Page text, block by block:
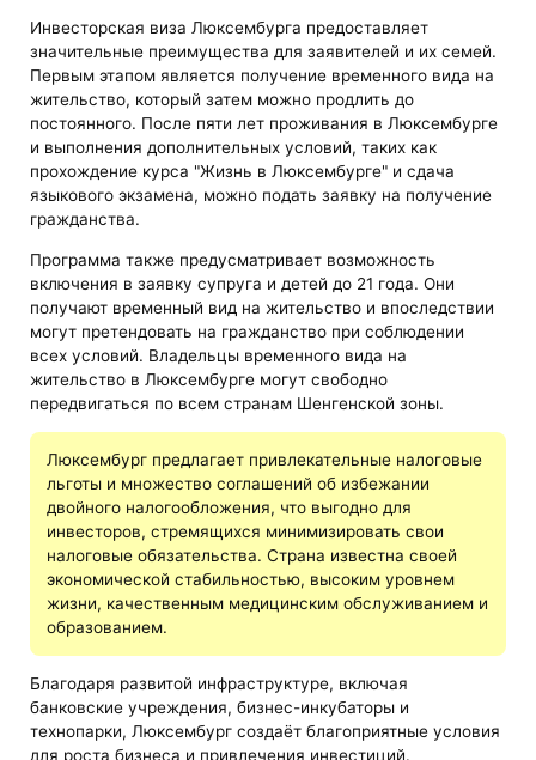
Инвесторская виза Люксембурга предоставляет
значительные преимущества для заявителей и их семей.
Первым этапом является получение временного вида на
жительство, который затем можно продлить до
постоянного. После пяти лет проживания в Люксембурге
и выполнения дополнительных условий, таких как
прохождение курса "Жизнь в Люксембурге" и сдача
языкового экзамена, можно подать заявку на получение
гражданства.
Программа также предусматривает возможность
включения в заявку супруга и детей до 21 года. Они
получают временный вид на жительство и впоследствии
могут претендовать на гражданство при соблюдении
всех условий. Владельцы временного вида на
жительство в Люксембурге могут свободно
передвигаться по всем странам Шенгенской зоны.
Люксембург предлагает привлекательные налоговые
льготы и множество соглашений об избежании
двойного налогообложения, что выгодно для
инвесторов, стремящихся минимизировать свои
налоговые обязательства. Страна известна своей
экономической стабильностью, высоким уровнем
жизни, качественным медицинским обслуживанием и
образованием.
Благодаря развитой инфраструктуре, включая
банковские учреждения, бизнес-инкубаторы и
технопарки, Люксембург создаёт благоприятные условия
для роста бизнеса и привлечения инвестиций.